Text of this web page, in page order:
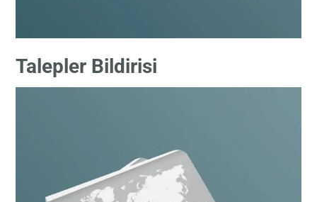
Talepler Bildirisi